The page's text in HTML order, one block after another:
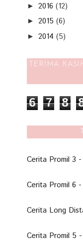
► 2016 (12)
► 2015 (6)
► 2014 (5)
TERIMA
6 7 8
Cerita Promil 3
Cerita Promil 6
Cerita Long
Cerita Promil 5